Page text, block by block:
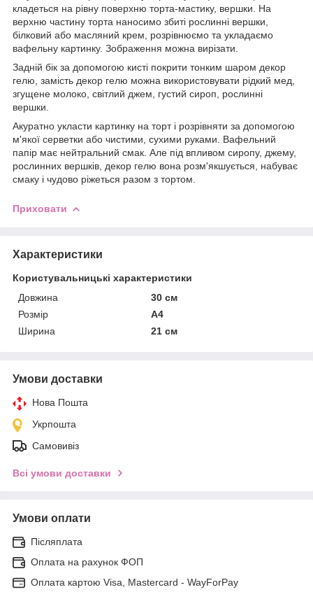
кладеться на рівну поверхню торта-мастику, вершки. На
верхню частину торта наносимо збиті рослинні вершки,
білковий або масляний крем, розрівнюємо та укладаємо
вафельну картинку. Зображення можна вирізати.
Задній бік за допомогою кисті покрити тонким шаром декор
гелю, замість декор гелю можна використовувати рідкий мед,
згущене молоко, світлий джем, густий сироп, рослинні
вершки.
Акуратно укласти картинку на торт і розрівняти за допомогою
м'якої серветки або чистими, сухими руками. Вафельний
папір має нейтральний смак. Але під впливом сиропу, джему,
рослинних вершків, декор гелю вона розм'якшується, набуває
смаку і чудово ріжеться разом з тортом.
Приховати
Характеристики
Користувальницькі характеристики
Довжина
30 см
Розмір
А4
Ширина
21 см
Умови доставки
Нова Пошта
Укрпошта
Самовивіз
Всі умови доставки
Умови оплати
Післяплата
Оплата на рахунок ФОП
Оплата картою Visa, Mastercard - WayForPay